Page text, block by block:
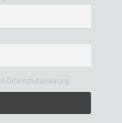
Datenschutzerklärung.